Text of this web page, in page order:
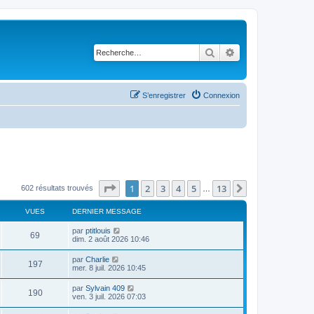
Rechercher
Connexion
S’enregistrer
602 résultats trouvés Page sur13
1 2 3 4 5 13
VUES DERNIER MESSAGE
69
u
s
D
e
i
e
r
m
e
s
par ptitlouis
dim. 2 août 2026 10:46
197V
u
D
e
i
e
r
par Charlie
mer. 8 juil. 2026 10:45
190V
u
D
e
par Sylvain 409
ven. 3 juil. 2026 07:03